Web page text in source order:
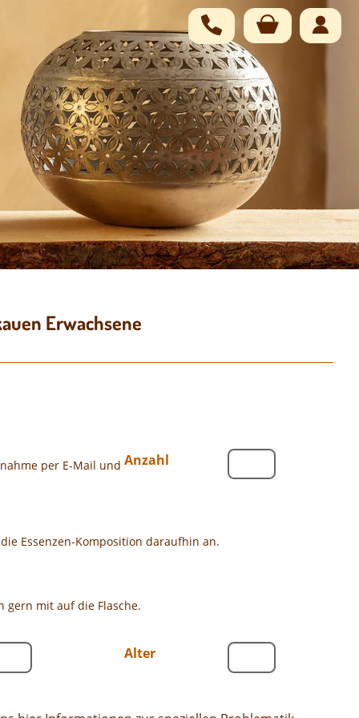
Navigation
Erwachsene
per E-Mail und Anzahl
Essenzen-Komposition daraufhin an.
gern mit auf die Flasche.
Alter